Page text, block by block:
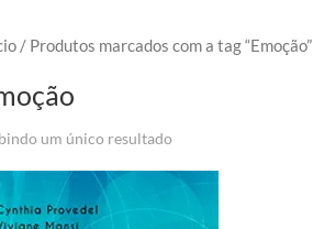
/ Produtos marcados com a tag “Emoção”
um único resultado